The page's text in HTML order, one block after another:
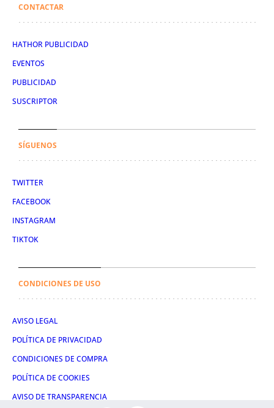
CONTACTAR
HATHOR PUBLICIDAD
EVENTOS
PUBLICIDAD
SUSCRIPTOR
SÍGUENOS
TWITTER
FACEBOOK
INSTAGRAM
TIKTOK
CONDICIONES DE USO
AVISO LEGAL
POLÍTICA DE PRIVACIDAD
CONDICIONES DE COMPRA
POLÍTICA DE COOKIES
AVISO DE TRANSPARENCIA